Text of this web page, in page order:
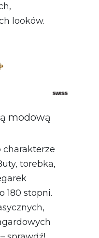
looków.
modową
charakterze
torebka,
180 stopni.